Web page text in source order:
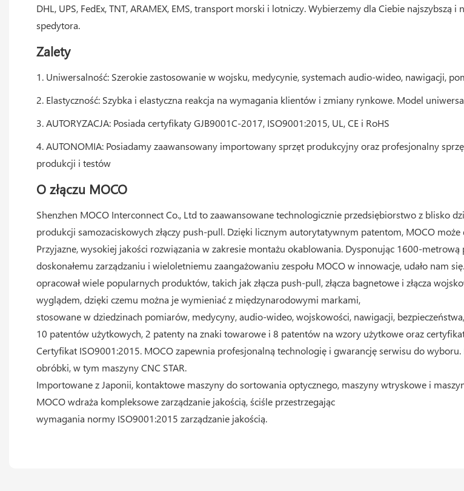
DHL, UPS, FedEx, TNT, ARAMEX, EMS, transport morski i lotniczy. Wybierzemy dla Ciebie
spedytora.
Zalety
1. Uniwersalność: Szerokie zastosowanie w wojsku, medycynie, systemach audio-wideo, nawigacji,
2. Elastyczność: Szybka i elastyczna reakcja na wymagania klientów i zmiany rynkowe. Model
3. AUTORYZACJA: Posiada certyfikaty GJB9001C-2017, ISO9001:2015, UL, CE i RoHS
4. AUTONOMIA: Posiadamy zaawansowany importowany sprzęt produkcyjny oraz profesjonalny
produkcji i testów
O złączu MOCO
Shenzhen MOCO Interconnect Co., Ltd to zaawansowane technologicznie przedsiębiorstwo z blisko
produkcji samozaciskowych złączy push-pull. Dzięki licznym autorytatywnym patentom, MOCO
Przyjazne, wysokiej jakości rozwiązania w zakresie montażu okablowania. Dysponując 1600-
doskonałemu zarządzaniu i wieloletniemu zaangażowaniu zespołu MOCO w innowacje, udało nam
opracował wiele popularnych produktów, takich jak złącza push-pull, złącza bagnetowe i złącza
wyglądem, dzięki czemu można je wymieniać z międzynarodowymi markami,
stosowane w dziedzinach pomiarów, medycyny, audio-wideo, wojskowości, nawigacji,
10 patentów użytkowych, 2 patenty na znaki towarowe i 8 patentów na wzory użytkowe oraz
Certyfikat ISO9001:2015. MOCO zapewnia profesjonalną technologię i gwarancję serwisu do
obróbki, w tym maszyny CNC STAR.
Importowane z Japonii, kontaktowe maszyny do sortowania optycznego, maszyny wtryskowe i
MOCO wdraża kompleksowe zarządzanie jakością, ściśle przestrzegając
wymagania normy ISO9001:2015 zarządzanie jakością.